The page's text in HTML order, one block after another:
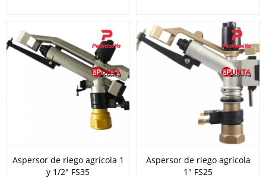
Aspersor de riego agrícola 1
y 1/2" FS35
Aspersor de riego agrícola
1" FS25